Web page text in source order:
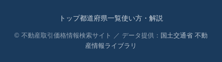
トップ都道府県一覧使い方・解説
© 不動産取引価格情報検索サイト ／ データ提供： 国土交通省 不動
産情報ライブラリ